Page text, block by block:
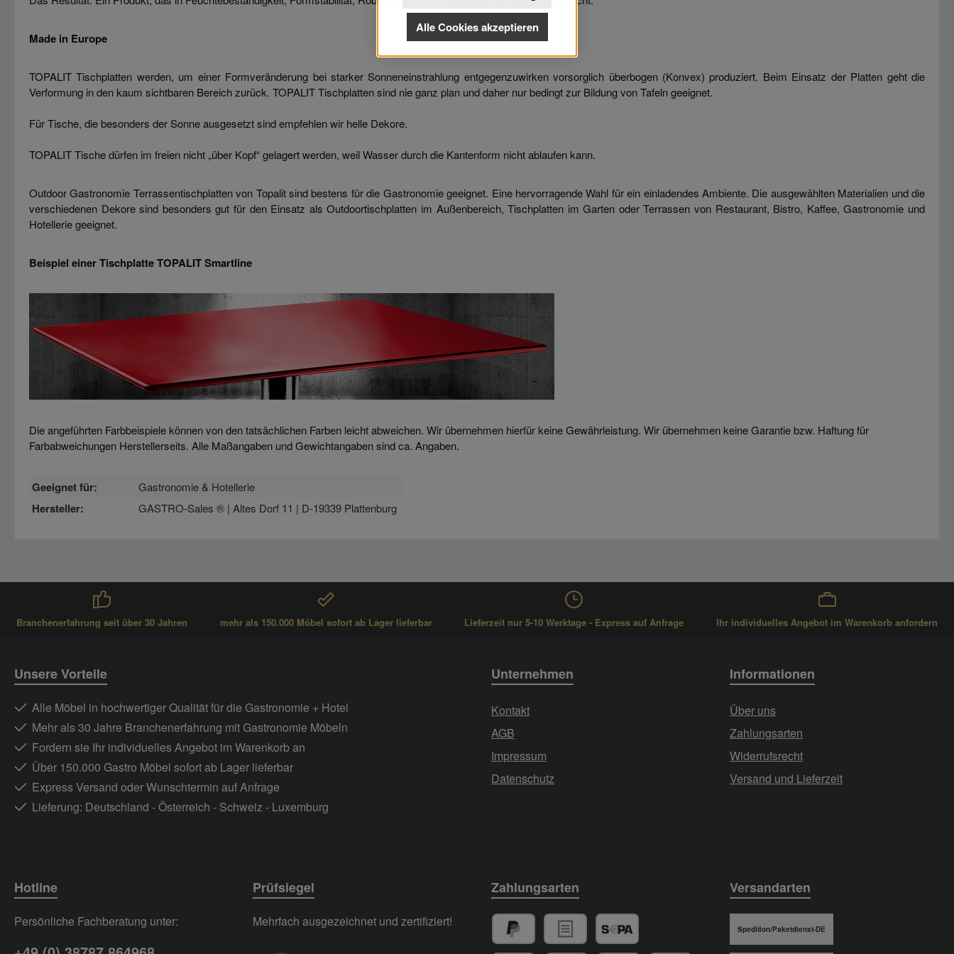
Made in Europe
TOPALIT Tischplatten werden, um einer Formveränderung bei starker Sonneneinstrahlung entgegenzuwirken vorsorglich überbogen (Konvex) produziert. Beim Einsatz der Platten geht die
Verformung in den kaum sichtbaren Bereich zurück. TOPALIT Tischplatten sind nie ganz plan und daher nur bedingt zur Bildung von Tafeln geeignet.
Für Tische, die besonders der Sonne ausgesetzt sind empfehlen wir helle Dekore.
TOPALIT Tische dürfen im freien nicht „über Kopf“ gelagert werden, weil Wasser durch die Kantenform nicht ablaufen kann.
Outdoor Gastronomie Terrassentischplatten von Topalit sind bestens für die Gastronomie geeignet. Eine hervorragende Wahl für ein einladendes Ambiente. Die ausgewählten Materialien und die
verschiedenen Dekore sind besonders gut für den Einsatz als Outdoortischplatten im Außenbereich, Tischplatten im Garten oder Terrassen von Restaurant, Bistro, Kaffee, Gastronomie und
Hotellerie geeignet.
Beispiel einer TischplatteTOPALIT Smartline
Die angeführten Farbbeispiele können von den tatsächlichen Farben leicht abweichen. Wir übernehmen hierfür keine Gewährleistung. Wir übernehmen keine Garantie bzw. Haftung für
Farbabweichungen Herstellerseits. Alle Maßangaben und Gewichtangaben sind ca. Angaben.
Geeignet für: Gastronomie & Hotellerie
Hersteller: GASTRO-Sales ® | Altes Dorf 11 | D-19339 Plattenburg
Branchenerfahrung seit über 30 Jahren mehr als 150.000 Möbel sofort ab Lager lieferbar Lieferzeit nur 5-10 Werktage - Express auf Anfrage Ihr individuelles Angebot im Warenkorb anfordern
Unsere Vorteile
Alle Möbel in hochwertiger Qualität für die Gastronomie + Hotel
Mehr als 30 Jahre Branchenerfahrung mit Gastronomie Möbeln
Fordern sie Ihr individuelles Angebot im Warenkorb an
Über 150.000 Gastro Möbel sofort ab Lager lieferbar
Express Versand oder Wunschtermin auf Anfrage
Lieferung: Deutschland - Österreich - Schweiz - Luxemburg
Unternehmen
Kontakt
AGB
Impressum
Datenschutz
Informationen
Über uns
Zahlungsarten
Widerrufsrecht
Versand und Lieferzeit
Hotline
Persönliche Fachberatung unter:
Prüfsiegel
Mehrfach ausgezeichnet und zertifiziert!
Zahlungsarten Versandarten
Spedition/Paketdienst-DE
Alle Cookies akzeptieren